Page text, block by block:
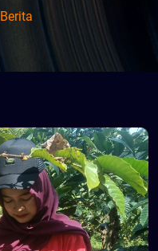
Berita